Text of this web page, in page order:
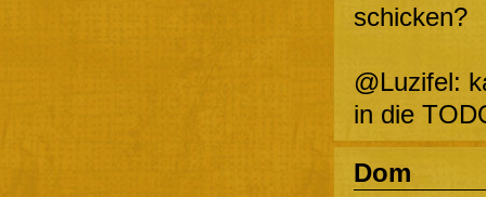
schicken?
@Luzifel:
in die
Dom